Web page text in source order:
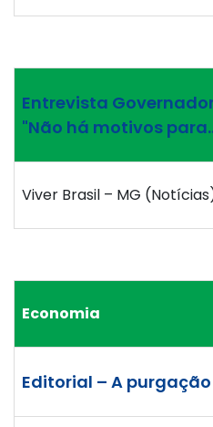
Entrevista
"Não há motivos
Viver Brasil – MG
Economia
Editorial – A